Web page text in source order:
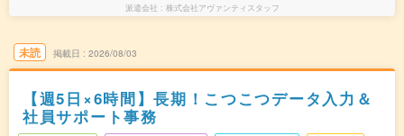
派遣会社 株式会社アヴァンティスタッフ
未読 掲載日 2026/08/03
【週5日×6時間】長期！こつこつデータ入力＆
社員サポート事務